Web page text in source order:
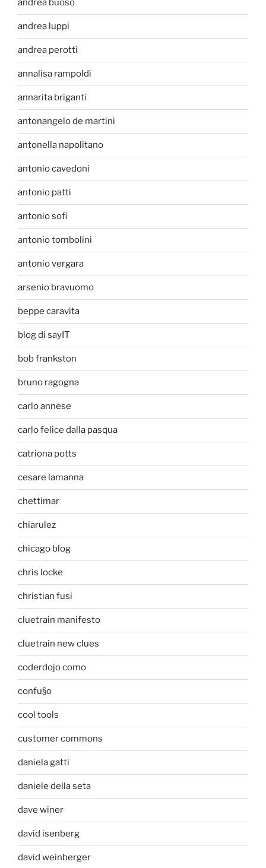
andrea buoso
andrea luppi
andrea perotti
annalisa rampoldi
annarita briganti
antonangelo de martini
antonella napolitano
antonio cavedoni
antonio patti
antonio sofi
antonio tombolini
antonio vergara
arsenio bravuomo
beppe caravita
blog di sayIT
bob frankston
bruno ragogna
carlo annese
carlo felice dalla pasqua
catriona potts
cesare lamanna
chettimar
chiarulez
chicago blog
chris locke
christian fusi
cluetrain manifesto
cluetrain new clues
coderdojo como
confu§o
cool tools
customer commons
daniela gatti
daniele della seta
dave winer
david isenberg
david weinberger